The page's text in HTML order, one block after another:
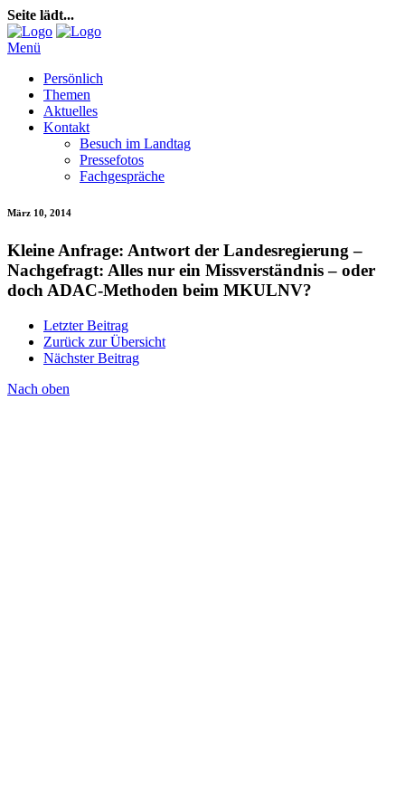
Seite lädt...
Menü
Persönlich
Themen
Aktuelles
Kontakt
Besuch im Landtag
Pressefotos
Fachgespräche
März 10, 2014
Kleine Anfrage: Antwort der Landesregierung –
Nachgefragt: Alles nur ein Missverständnis – oder
doch ADAC-Methoden beim MKULNV?
Letzter Beitrag
Zurück zur Übersicht
Nächster Beitrag
Nach oben